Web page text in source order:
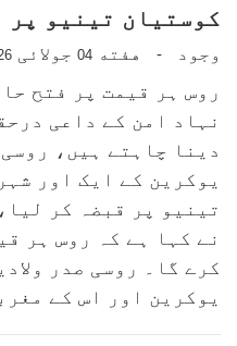
کوستیان تینیو پر
وجود - هفته 04 جولائی
روس ہر قیمت پر فتح
نہاد امن کے داعی
دینا چاہتے ہیں،
یوکرین کے ایک اور
تینیو پر قبضہ کر
نے کہا ہے کہ روس ہر
کرے گا۔ روسی صدر
یوکرین اور اس کے